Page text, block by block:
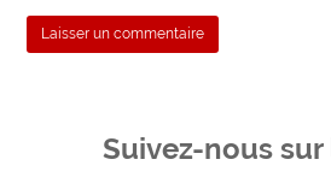
Suivez-nous